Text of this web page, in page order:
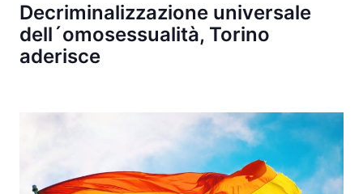
Decriminalizzazione universale
dell´omosessualità, Torino
aderisce